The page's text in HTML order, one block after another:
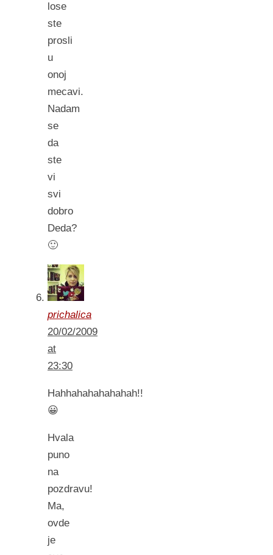
lose
ste
prosli
u
onoj
mecavi.
Nadam
se
da
ste
vi
svi
dobro
Deda?
🙂
prichalica
20/02/2009
at
23:30
Hahhahahahahahah!!
😀
Hvala
puno
na
pozdravu!
Ma,
ovde
je